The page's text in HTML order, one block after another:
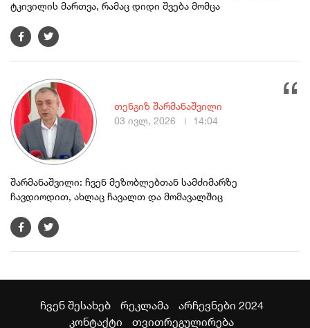
ტკივილის მართვა, რამაც დიდი შვება მომცა
შარმანაშვილი: ჩვენ მეზობლებთან სამძიმარზე
ჩავდიოდით, ახლაც ჩავალთ და მომავალშიც
თენგიზ შარმანაშვილი
03 ივლ, 2026
14:04
ჩვენ შესახებ რეკლამა
არჩევნები 2024
კონტაქტი
თვითრეგულირება